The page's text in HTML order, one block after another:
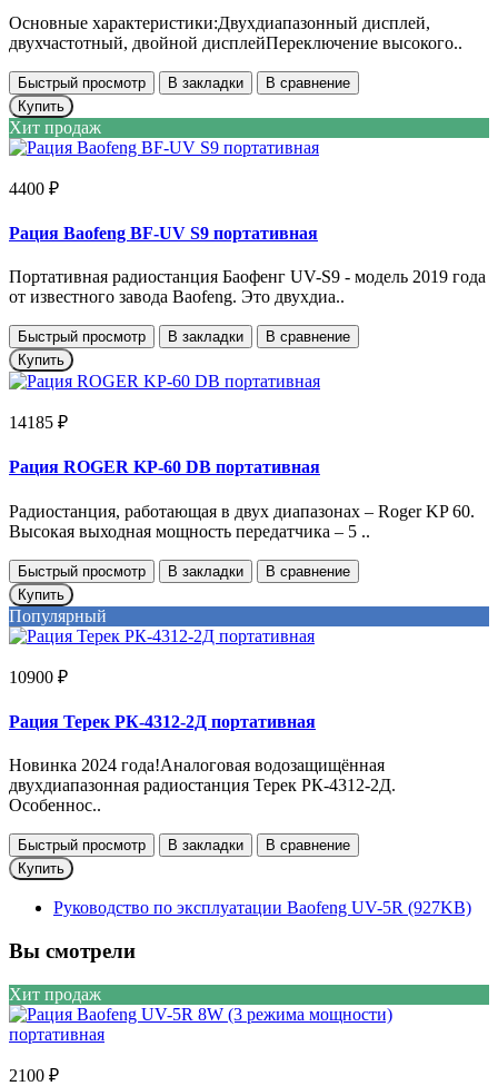
Основные характеристики:Двухдиапазонный дисплей,
двухчастотный, двойной дисплейПереключение высокого..
Быстрый просмотр В закладки
В сравнение
Купить
Хит продаж
4400 ₽
Рация Baofeng BF-UV S9 портативная
Портативная радиостанция Баофенг UV-S9 - модель 2019 года
от известного завода Baofeng. Это двухдиа..
Быстрый просмотр В закладки
В сравнение
Купить
14185 ₽
Рация ROGER KP-60 DB портативная
Радиостанция, работающая в двух диапазонах – Roger KP 60.
Высокая выходная мощность передатчика – 5 ..
Быстрый просмотр В закладки
В сравнение
Купить
Популярный
10900 ₽
Рация Терек РК-4312-2Д портативная
Новинка 2024 года!Аналоговая водозащищённая
двухдиапазонная радиостанция Терек РК-4312-2Д.
Особеннос..
Быстрый просмотр В закладки
В сравнение
Купить
Руководство по эксплуатации Baofeng UV-5R (927KB)
Вы смотрели
Хит продаж
2100 ₽